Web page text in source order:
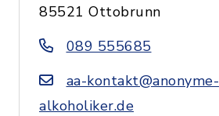
85521 Ottobrunn
089 555685
aa-kontakt@anonyme-
alkoholiker.de